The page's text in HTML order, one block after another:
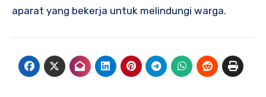
aparat yang bekerja untuk melindungi warga.